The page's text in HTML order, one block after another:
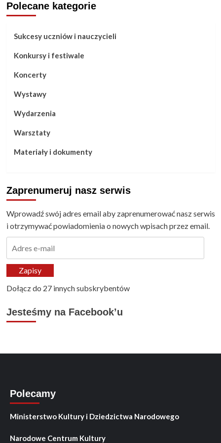
Polecane kategorie
Sukcesy uczniów i nauczycieli
Konkursy i festiwale
Koncerty
Wystawy
Wydarzenia
Warsztaty
Materiały i dokumenty
Zaprenumeruj nasz serwis
Wprowadź swój adres email aby zaprenumerować nasz serwis
i otrzymywać powiadomienia o nowych wpisach przez email.
mailZapisy
Dołącz do 27 innych subskrybentów
Jesteśmy na Facebook’u
Polecamy
Ministerstwo Kultury i Dziedzictwa Narodowego
Narodowe Centrum Kultury